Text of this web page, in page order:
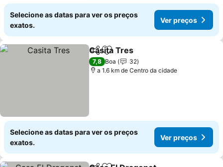
Selecione as datas para ver os preços
exatos.
Ver preços
PartilharAdicionar aos favoritos
Casita Tres
7,8 Boa
32
a 1.6 km de Centro da cidade
Selecione as datas para ver os preços
exatos.
Ver preços